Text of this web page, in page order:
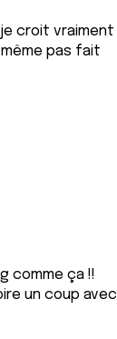
croit vraiment
pas fait
comme ça !!
un coup avec